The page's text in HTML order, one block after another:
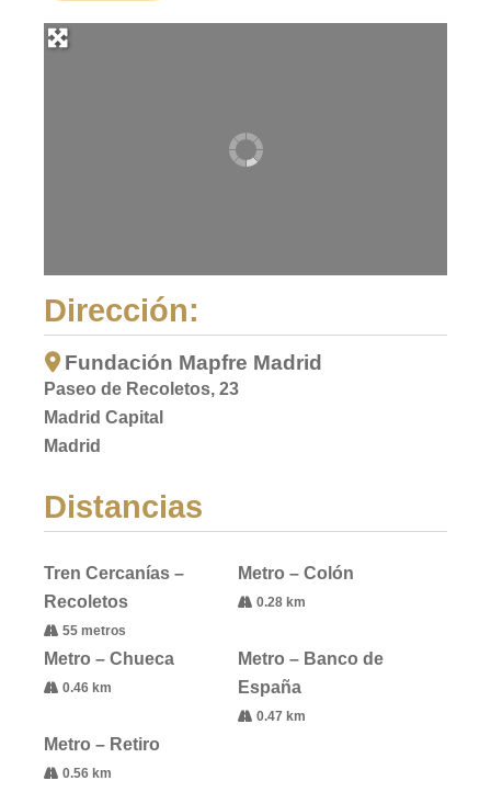
Dirección:
Fundación Mapfre Madrid
Paseo de Recoletos, 23
Madrid Capital
Madrid
Distancias
Tren Cercanías –
Recoletos
55 metros
Metro – Colón
0.28 km
Metro – Chueca
0.46 km
Metro – Banco de
España
0.47 km
Metro – Retiro
0.56 km